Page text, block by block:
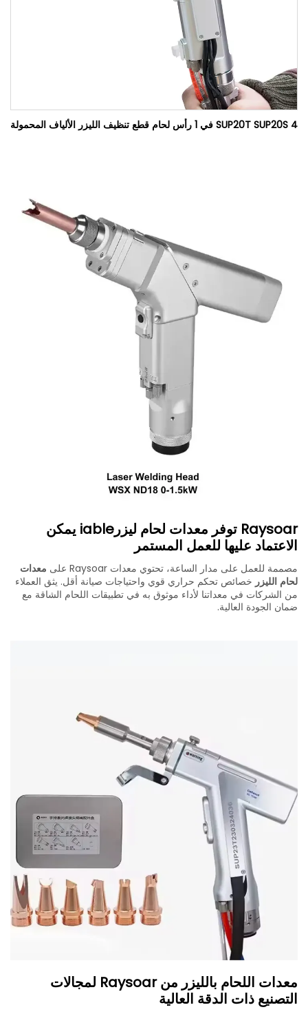
SUP20T SUP20S 4 في 1 رأس لحام قطع تنظيف الليزر الألياف المحمولة
Raysoar توفر معدات لحام ليزرiable يمكن
الاعتماد عليها للعمل المستمر
مصممة للعمل على مدار الساعة، تحتوي معدات Raysoar على
معدات
لحام الليزر خصائص تحكم حراري قوي واحتياجات صيانة أقل. يثق العملاء
من الشركات في معداتنا لأداء موثوق به في تطبيقات اللحام الشاقة مع
ضمان الجودة العالية.
معدات اللحام بالليزر من Raysoar لمجالات
التصنيع ذات الدقة العالية